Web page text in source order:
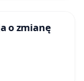
o zmianę